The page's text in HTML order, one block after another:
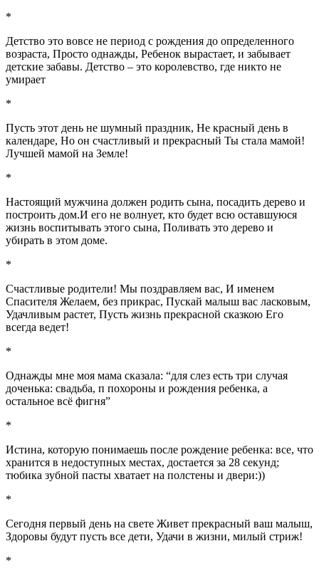
*
Детство это вовсе не период с рождения до определенного
возраста, Просто однажды, Ребенок вырастает, и забывает
детские забавы. Детство – это королевство, где никто не
умирает
*
Пусть этот день не шумный праздник, Не красный день в
календаре, Но он счастливый и прекрасный Ты стала мамой!
Лучшей мамой на Земле!
*
Настоящий мужчина должен родить сына, посадить дерево и
построить дом.И его не волнует, кто будет всю оставшуюся
жизнь воспитывать этого сына, Поливать это дерево и
убирать в этом доме.
*
Счастливые родители! Мы поздравляем вас, И именем
Спасителя Желаем, без прикрас, Пускай малыш вас ласковым,
Удачливым растет, Пусть жизнь прекрасной сказкою Его
всегда ведет!
*
Однажды мне моя мама сказала: “для слез есть три случая
доченька: свадьба, п похороны и рождения ребенка, а
остальное всё фигня”
*
Истина, которую понимаешь после рождение ребенка: все, что
хранится в недоступных местах, достается за 28 секунд;
тюбика зубной пасты хватает на полстены и двери:))
*
Сегодня первый день на свете Живет прекрасный ваш малыш,
Здоровы будут пусть все дети, Удачи в жизни, милый стриж!
*